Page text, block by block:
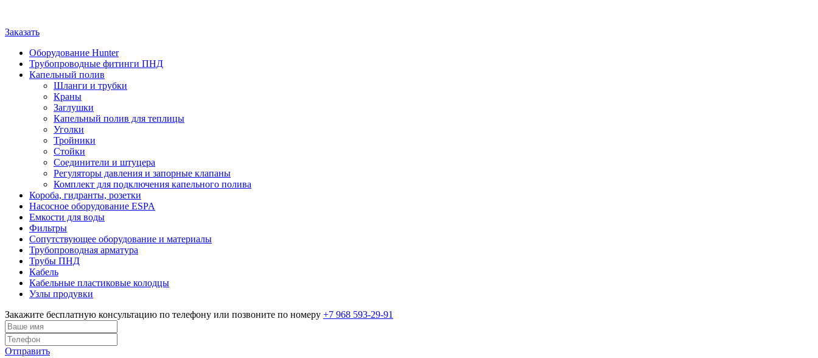
Заказать
Оборудование Hunter
Трубопроводные фитинги ПНД
Капельный полив
Шланги и трубки
Краны
Заглушки
Капельный полив для теплицы
Уголки
Тройники
Стойки
Соединители и штуцера
Регуляторы давления и запорные клапаны
Комплект для подключения капельного полива
Короба, гидранты, розетки
Насосное оборудование ESPA
Емкости для воды
Фильтры
Сопутствующее оборудование и материалы
Трубопроводная арматура
Трубы ПНД
Кабель
Кабельные пластиковые колодцы
Узлы продувки
Закажите бесплатную консультацию по телефону или позвоните по номеру +7 968 593-29-91
Отправить